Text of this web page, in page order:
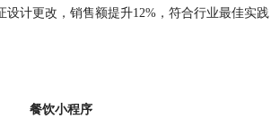
计更改，销售额提升12%，符合行业最佳实践
餐饮小程序